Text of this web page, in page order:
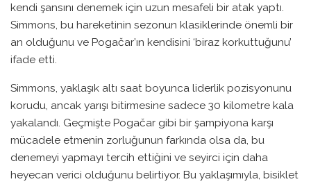
kendi şansını denemek için uzun mesafeli bir atak yaptı.
Simmons, bu hareketinin sezonun klasiklerinde önemli bir
an olduğunu ve Pogačar’ın kendisini ‘biraz korkuttuğunu’
ifade etti.
Simmons, yaklaşık altı saat boyunca liderlik pozisyonunu
korudu, ancak yarışı bitirmesine sadece 30 kilometre kala
yakalandı. Geçmişte Pogačar gibi bir şampiyona karşı
mücadele etmenin zorluğunun farkında olsa da, bu
denemeyi yapmayı tercih ettiğini ve seyirci için daha
heyecan verici olduğunu belirtiyor. Bu yaklaşımıyla, bisiklet